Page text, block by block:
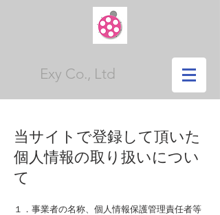
Exy Co., Ltd
当サイトで登録して頂いた
個人情報の取り扱いについ
て
１．事業者の名称、個人情報保護管理責任者等